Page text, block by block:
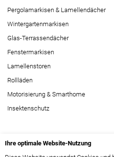
Pergolamarkisen & Lamellendächer
Wintergartenmarkisen
Glas-Terrassendächer
Fenstermarkisen
Lamellenstoren
Rollläden
Motorisierung & Smarthome
Insektenschutz
Ihre optimale Website-Nutzung